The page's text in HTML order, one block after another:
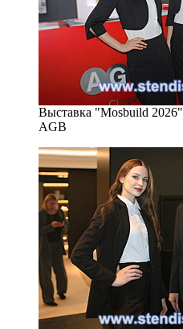
Выставка "Mosbuild 2026"
AGB